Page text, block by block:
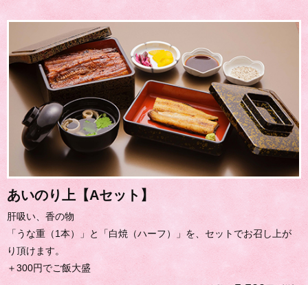
あいのり上【Aセット】
肝吸い、香の物
「うな重（1本）」と「白焼（ハーフ）」を、セットでお召し上が
り頂けます。
＋300円でご飯大盛